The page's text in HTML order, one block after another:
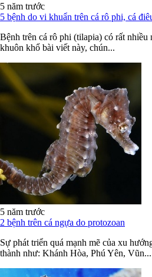
5 năm trước
5 bệnh do vi khuẩn trên cá rô phi, cá
Bệnh trên cá rô phi (tilapia) có rất
khuôn khổ bài viết này, chún...
5 năm trước
2 bệnh trên cá ngựa do protozoan
Sự phát triển quá mạnh mẽ của xu
thành như: Khánh Hòa, Phú Yên, Vũn...